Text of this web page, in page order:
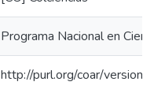
Programa Nacional en
http://purl.org/coar/